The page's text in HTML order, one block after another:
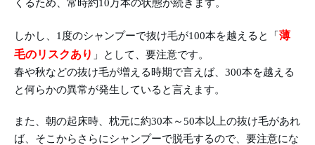
くるため、常時約10万本の状態が続きます。
しかし、1度のシャンプーで抜け毛が100本を越えると「薄
毛のリスクあり 」として、要注意です。
春や秋などの抜け毛が増える時期で言えば、300本を越える
と何らかの異常が発生していると言えます。
また、朝の起床時、枕元に約30本～50本以上の抜け毛があれ
ば、そこからさらにシャンプーで脱毛するので、要注意にな